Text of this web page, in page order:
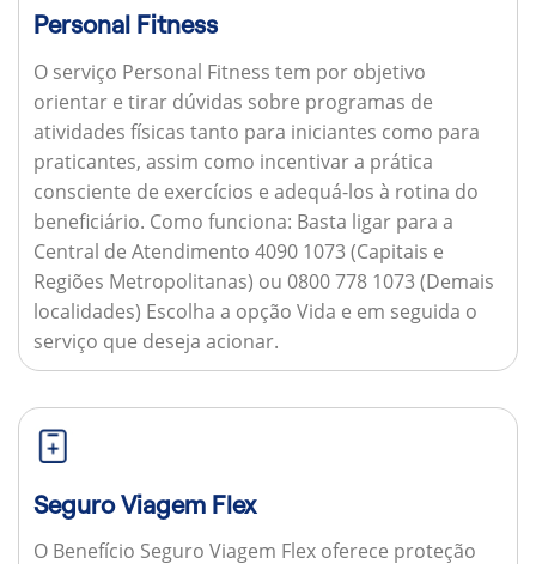
Personal Fitness
O serviço Personal Fitness tem por objetivo
orientar e tirar dúvidas sobre programas de
atividades físicas tanto para iniciantes como para
praticantes, assim como incentivar a prática
consciente de exercícios e adequá-los à rotina do
beneficiário. Como funciona: Basta ligar para a
Central de Atendimento 4090 1073 (Capitais e
Regiões Metropolitanas) ou 0800 778 1073 (Demais
localidades) Escolha a opção Vida e em seguida o
serviço que deseja acionar.
Seguro Viagem Flex
O Benefício Seguro Viagem Flex oferece proteção